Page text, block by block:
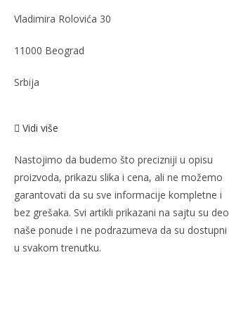
Vladimira Rolovića 30
11000 Beograd
Srbija
Vidi više
Nastojimo da budemo što precizniji u opisu
proizvoda, prikazu slika i cena, ali ne možemo
garantovati da su sve informacije kompletne i
bez grešaka. Svi artikli prikazani na sajtu su deo
naše ponude i ne podrazumeva da su dostupni
u svakom trenutku.